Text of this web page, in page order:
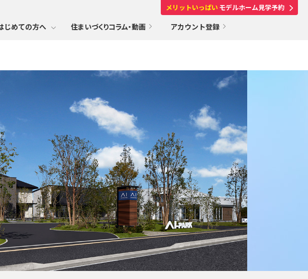
じめての方へ 住まいづくりコラム・動画 アカウント登録
メリットいっぱい モデルホーム見学予約